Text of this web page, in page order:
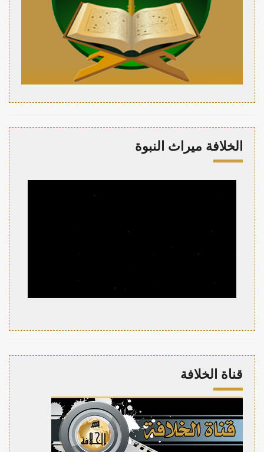
الخلافة ميراث النبوة
قناة الخلافة